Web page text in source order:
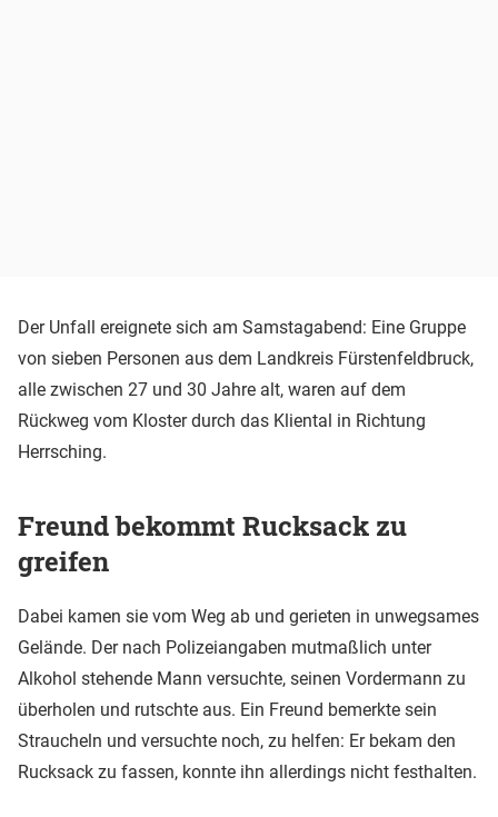
Der Unfall ereignete sich am Samstagabend: Eine Gruppe
von sieben Personen aus dem Landkreis Fürstenfeldbruck,
alle zwischen 27 und 30 Jahre alt, waren auf dem
Rückweg vom Kloster durch das Kliental in Richtung
Herrsching.
Freund bekommt Rucksack zu
greifen
Dabei kamen sie vom Weg ab und gerieten in unwegsames
Gelände. Der nach Polizeiangaben mutmaßlich unter
Alkohol stehende Mann versuchte, seinen Vordermann zu
überholen und rutschte aus. Ein Freund bemerkte sein
Straucheln und versuchte noch, zu helfen: Er bekam den
Rucksack zu fassen, konnte ihn allerdings nicht festhalten.